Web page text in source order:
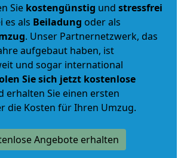
Sie kostengünstig und stressfrei
es als Beiladung oder als
. Unser Partnernetzwerk, das
aufgebaut haben, ist
und sogar international
Sie sich jetzt kostenlose
erhalten Sie einen ersten
die Kosten für Ihren Umzug.
Angebote erhalten